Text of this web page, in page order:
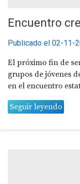
Encuentro
Publicado el 02-11-
El próximo fin de
grupos de jóvenes
en el encuentro
Seguir leyendo